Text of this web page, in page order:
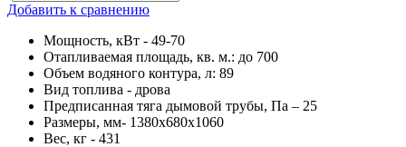
Добавить к сравнению
Мощность, кВт - 49-70
Отапливаемая площадь, кв. м.: до 700
Объем водяного контура, л: 89
Вид топлива - дрова
Предписанная тяга дымовой трубы, Па – 25
Размеры, мм- 1380х680х1060
Вес, кг - 431